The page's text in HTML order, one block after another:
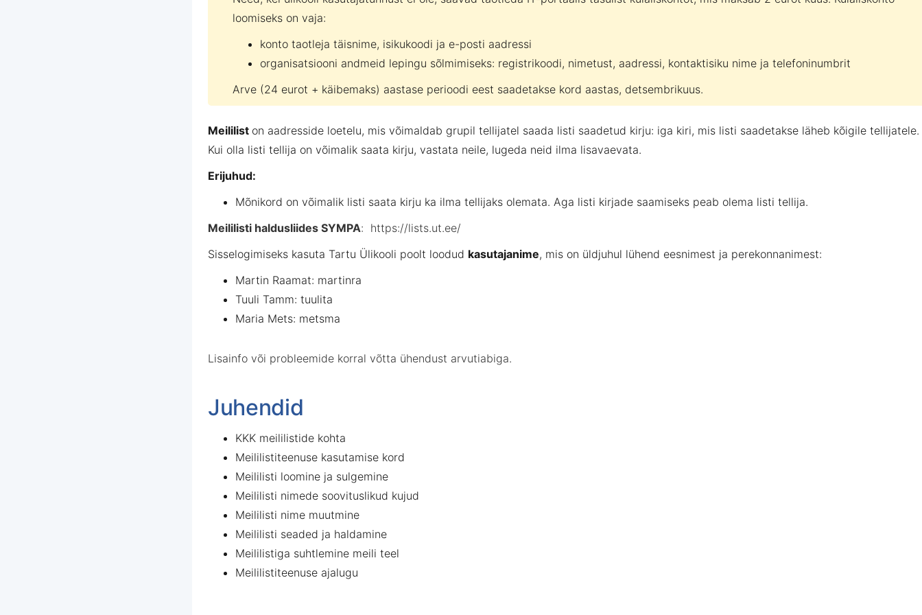
loomiseks on vaja:
konto taotleja täisnime, isikukoodi ja e-posti aadressi
organisatsiooni andmeid lepingu sõlmimiseks: registrikoodi, nimetust, aadressi, kontaktisiku nime ja telefoninumbrit
Arve (24 eurot + käibemaks) aastase perioodi eest saadetakse kord aastas, detsembrikuus.
Meililist on aadresside loetelu, mis võimaldab grupil tellijatel saada listi saadetud kirju: iga kiri, mis listi saadetakse läheb kõigile tellijatele.
Kui olla listi tellija on võimalik saata kirju, vastata neile, lugeda neid ilma lisavaevata.
Erijuhud:
Mõnikord on võimalik listi saata kirju ka ilma tellijaks olemata. Aga listi kirjade saamiseks peab olema listi tellija.
Meililisti haldusliides SYMPA: https://lists.ut.ee/
Sisselogimiseks kasuta Tartu Ülikooli poolt loodud kasutajanime, mis on üldjuhul lühend eesnimest ja perekonnanimest:
Martin Raamat: martinra
Tuuli Tamm: tuulita
Maria Mets: metsma
Lisainfo või probleemide korral võtta ühendust arvutiabiga.
Juhendid
KKK meililistide kohta
Meililistiteenuse kasutamise kord
Meililisti loomine ja sulgemine
Meililisti nimede soovituslikud kujud
Meililisti nime muutmine
Meililisti seaded ja haldamine
Meililistiga suhtlemine meili teel
Meililistiteenuse ajalugu